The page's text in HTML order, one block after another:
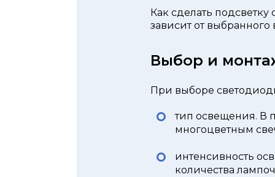
Как сделать
зависит от
Выбор и
При выборе
тип освещения. В
многоцветным
интенсивность
количества